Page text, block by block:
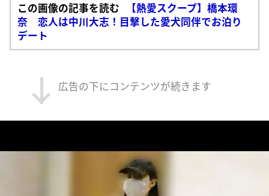
この画像の記事を読む
【熱愛スクープ】橋本環
奈 恋人は中川大志！目撃した愛犬同伴でお泊り
デート
広告の下にコンテンツが続きます